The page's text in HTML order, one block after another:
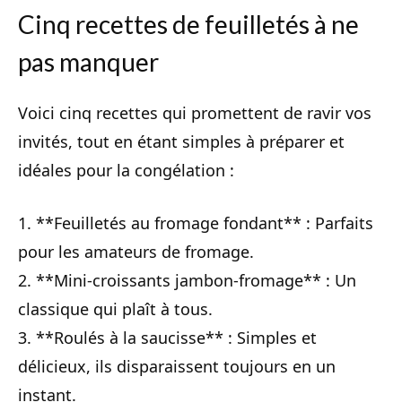
Cinq recettes de feuilletés à ne
pas manquer
Voici cinq recettes qui promettent de ravir vos
invités, tout en étant simples à préparer et
idéales pour la congélation :
1. **Feuilletés au fromage fondant** : Parfaits
pour les amateurs de fromage.
2. **Mini-croissants jambon-fromage** : Un
classique qui plaît à tous.
3. **Roulés à la saucisse** : Simples et
délicieux, ils disparaissent toujours en un
instant.